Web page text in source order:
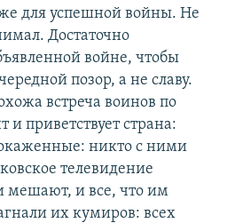
для успешной войны. Не
Достаточно
войне, чтобы
позор, а не славу.
встреча воинов по
приветствует страна:
никто с ними
телевидение
мешают, и все, что им
их кумиров: всех